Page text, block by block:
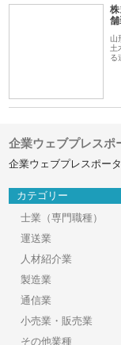
山
土
る
企業ウェブプレスポ
企業ウェブプレスポー
カテゴリー
士業（専門職種）
運送業
人材紹介業
製造業
通信業
小売業・販売業
その他業種